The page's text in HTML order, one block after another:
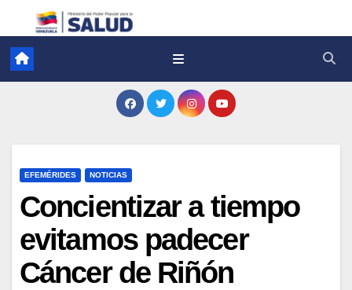
EFEMÉRIDES NOTICIAS
Concientizar a tiempo
evitamos padecer
Cáncer de Riñón